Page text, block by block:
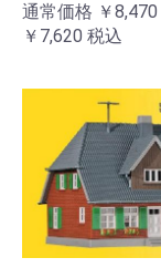
通常価格 ￥8,470
￥7,620 税込